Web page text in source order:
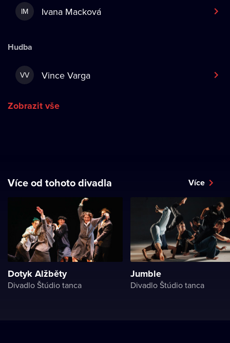
IM Ivana Macková
Hudba
VV Vince Varga
Zobrazit vše
Více od tohoto divadla Více
Dotyk Alžběty
Divadlo Štúdio tanca
Jumble
Divadlo Štúdio tanca